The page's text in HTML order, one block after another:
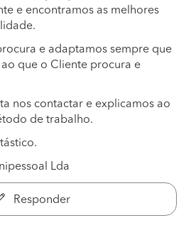
e encontramos as melhores
e adaptamos sempre que
que o Cliente procura e
nos contactar e explicamos ao
de trabalho.
Lda
Responder